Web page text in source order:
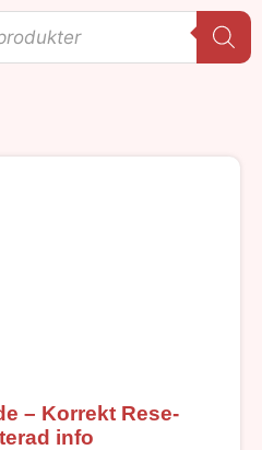
– Korrekt Rese-
info